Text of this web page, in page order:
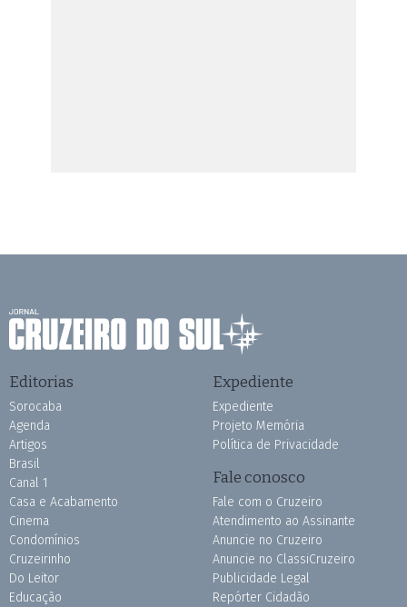
Editorias
Sorocaba
Agenda
Artigos
Brasil
Canal 1
Casa e Acabamento
Cinema
Condomínios
Cruzeirinho
Do Leitor
Educação
Expediente
Expediente
Projeto Memória
Política de Privacidade
Fale conosco
Fale com o Cruzeiro
Atendimento ao Assinante
Anuncie no Cruzeiro
Anuncie no ClassiCruzeiro
Publicidade Legal
Repórter Cidadão